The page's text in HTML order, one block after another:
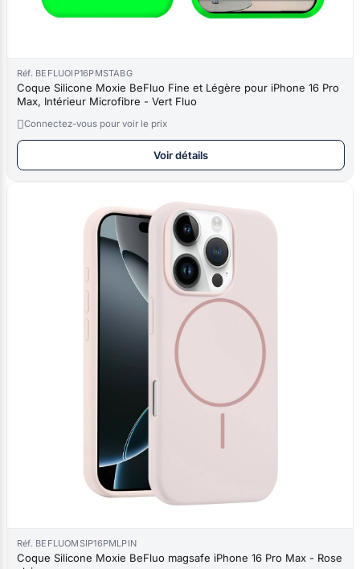
Réf. BEFLUOIP16PMSTABG
Coque Silicone Moxie BeFluo Fine et Légère pour iPhone 16 Pro
Max, Intérieur Microfibre - Vert Fluo
Connectez-vous pour voir le prix
Voir détails
Réf. BEFLUOMSIP16PMLPIN
Coque Silicone Moxie BeFluo magsafe iPhone 16 Pro Max - Rose